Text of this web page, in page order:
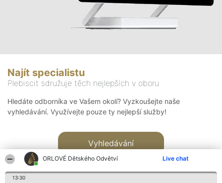
ORLOVÉ Dětského Odvětví Live chat
13:30
Najít specialistu
Plebiscit sdružuje těch nejlepších v oboru
Hledáte odborníka ve Vašem okolí? Vyzkoušejte naše
vyhledávání. Využívejte pouze ty nejlepší služby!
Vyhledávání